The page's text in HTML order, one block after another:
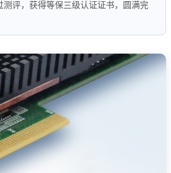
评，获得等保三级认证证书，圆满完